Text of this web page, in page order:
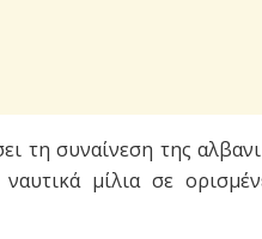
τη συναίνεση της
μίλια σε